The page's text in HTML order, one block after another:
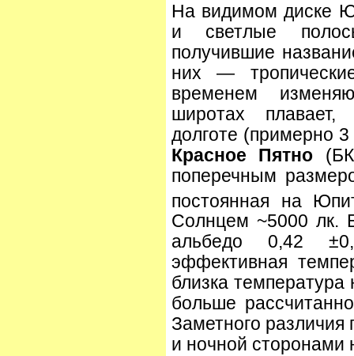
На видимом диске
и светлые
получившие
них —
временем
широтах
долготе (примерно
Красное Пятно
поперечным
постоянная на
Солнцем ~5000 лк.
альбедо 0,42
эффективная
близка
больше
Заметного
и ночной сторонами